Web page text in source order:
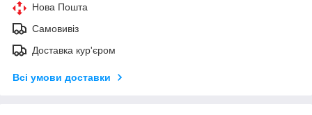
Нова Пошта
Самовивіз
Доставка кур'єром
Всі умови доставки